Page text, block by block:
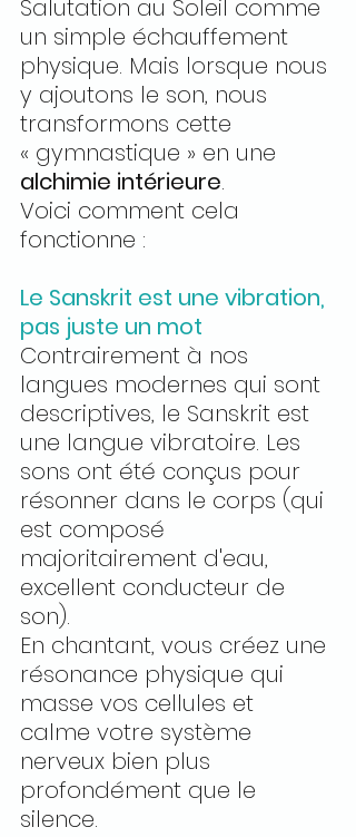
Salutation au Soleil comme
un simple échauffement
physique. Mais lorsque nous
y ajoutons le son, nous
transformons cette
« gymnastique » en une
alchimie intérieure.
Voici comment cela
fonctionne :
Le Sanskrit est une vibration,
pas juste un mot
Contrairement à nos
langues modernes qui sont
descriptives, le Sanskrit est
une langue vibratoire. Les
sons ont été conçus pour
résonner dans le corps (qui
est composé
majoritairement d'eau,
excellent conducteur de
son).
En chantant, vous créez une
résonance physique qui
masse vos cellules et
calme votre système
nerveux bien plus
profondément que le
silence.